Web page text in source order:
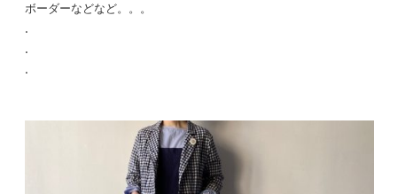
ボーダーなどなど。。。
.
.
.